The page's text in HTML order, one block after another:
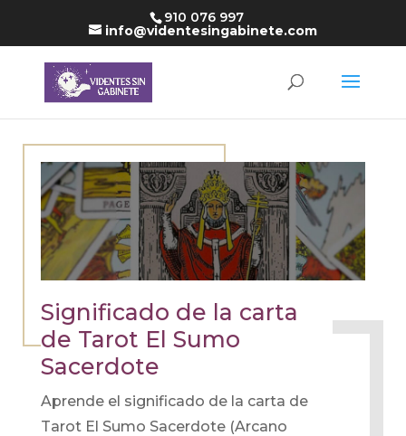
910 076 997
info@videntesingabinete.com
Significado de la carta
de Tarot El Sumo
Sacerdote
Aprende el significado de la carta de
Tarot El Sumo Sacerdote (Arcano